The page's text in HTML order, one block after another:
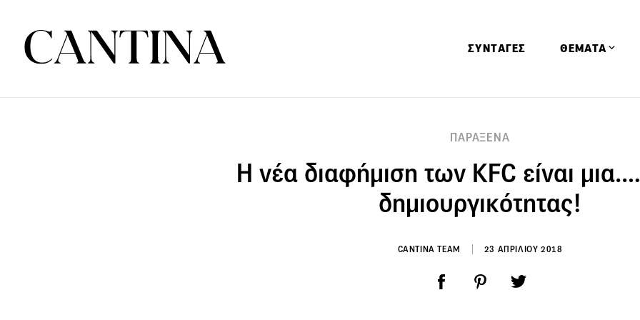
ΣΥΝΤΑΓΕΣ ΘΕΜΑΤΑ
Ειδήσεις
Έρευνες
ΠΑΡΑΞΕΝΑ
Η νέα διαφήμιση των KFC είναι
δημιουργικότητας!
CANTINA TEAM 23 ΑΠΡΙΛΙΟΥ 2018